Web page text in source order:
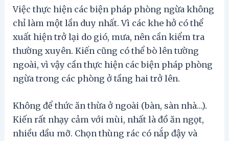
Việc thực hiện các biện pháp phòng ngừa không
chỉ làm một lần duy nhất. Vì các khe hở có thể
xuất hiện trở lại do gió, mưa, nên cần kiểm tra
thường xuyên. Kiến ​​cũng có thể bò lên tường
ngoài, vì vậy cần thực hiện các biện pháp phòng
ngừa trong các phòng ở tầng hai trở lên.
Không để thức ăn thừa ở ngoài (bàn, sàn nhà…).
Kiến rất nhạy cảm với mùi, nhất là đồ ăn ngọt,
nhiều dầu mỡ. Chọn thùng rác có nắp đậy và